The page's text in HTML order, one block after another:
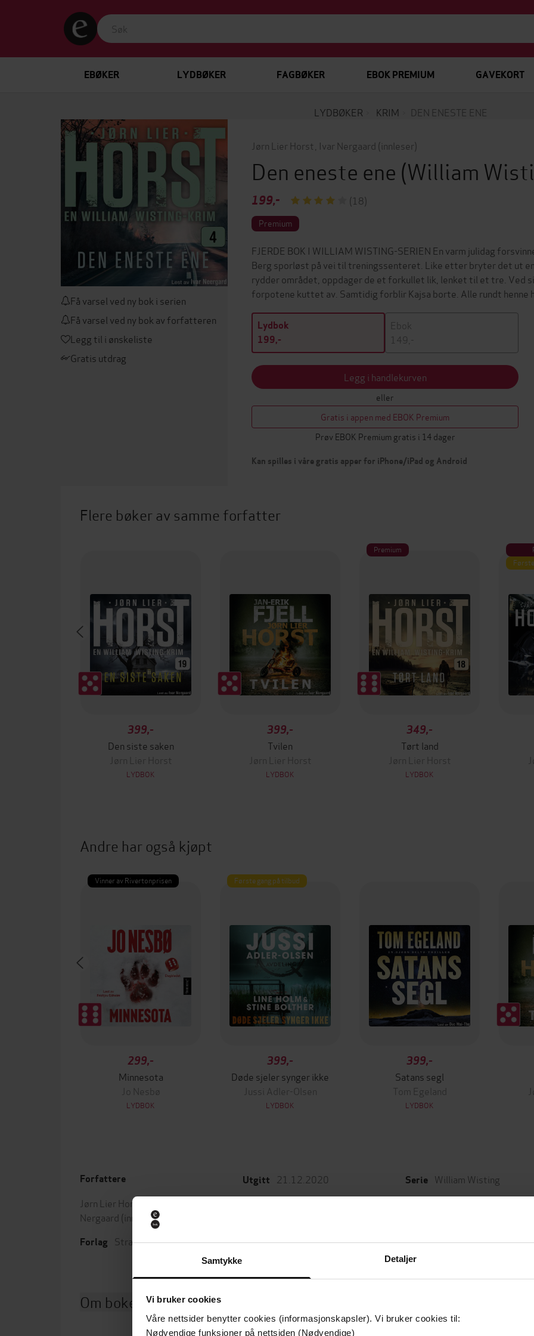
Samtykke Detaljer
Vi bruker cookies
Våre nettsider benytter cookies (informasjonskapsler). Vi bruker cookies til:
Nødvendige funksjoner på nettsiden (Nødvendige)
EBØKER LYDBØKER FAGBØKER EBOK PREMIUM GAVEKORT
LYDBØKER KRIM DEN ENESTE ENE
Få varsel ved ny bok i serien
Få varsel ved ny bok av forfatteren
Legg til i ønskeliste
Gratis utdrag
Jørn Lier Horst Ivar Nergaard (innleser)
Den eneste ene (William
199,- (18)
Premium
FJERDE BOK I WILLIAM WISTING-SERIEN En varm julidag
Berg sporløst på vei til treningssenteret. Like etter bryter det ut en
rydder området, oppdager de et forkullet lik, lenket til et tre. Ved
forpotene kuttet av. Samtidig forblir Kajsa borte. Alle rundt henne
Lydbok
199,-
Ebok
149,-
Legg i handlekurven
eller
Gratis i appen med EBOK Premium
Prøv EBOK Premium gratis i 14 dager
Kan spilles i våre gratis apper for iPhone/iPad og Android
Flere bøker av samme forfatter
399,-
Den siste saken
Jørn Lier Horst
LYDBOK
399,-
Tvilen
Jørn Lier Horst
LYDBOK
Premium
349,-
Tørt land
Jørn Lier Horst
LYDBOK
Andre har også kjøpt
Vinner av Rivertonprisen
299,-
Minnesota
Jo Nesbø
LYDBOK
Første gang på tilbud
399,-
Døde sjeler synger ikke
Jussi Adler-Olsen
LYDBOK
399,-
Satans segl
Tom Egeland
LYDBOK
Forfattere
Jørn Lier Horst
Nergaard (innleser)
Forlag Strawberry Publishing
Utgitt 21.12.2020 Serie William Wisting
Om boken